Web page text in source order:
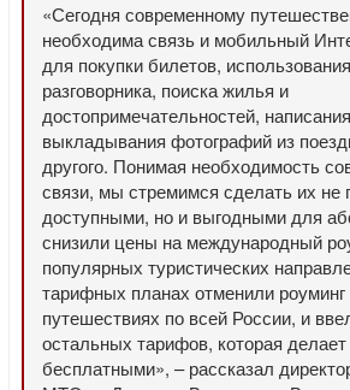
«Сегодня современному
необходима связь и мобильный
для покупки билетов,
разговорника, поиска жилья и
достопримечательностей,
выкладывания фотографий из
другого. Понимая необходимость
связи, мы стремимся сделать их не
доступными, но и выгодными для
снизили цены на международный
популярных туристических
тарифных планах отменили роуминг
путешествиях по всей России, и
остальных тарифов, которая
бесплатными», – рассказал